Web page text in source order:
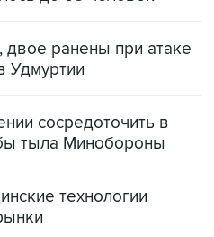
двое ранены при атаке
сосредоточить в
технологии
приоритеты».